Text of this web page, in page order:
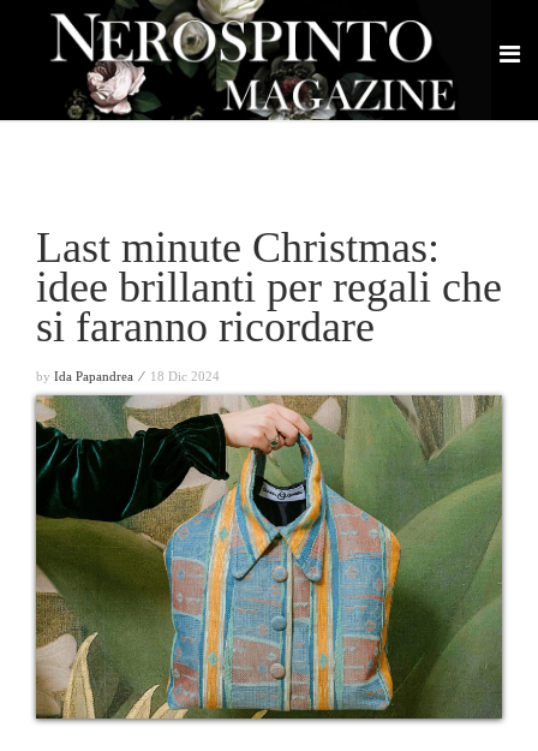
Last minute Christmas:
idee brillanti per regali che
si faranno ricordare
by Ida Papandrea ⁄ 18 Dic 2024